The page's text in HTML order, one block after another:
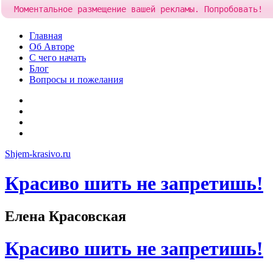
Skip
content
Главная
Об Авторе
С чего начать
Блог
Вопросы и пожелания
Shjem-krasivo.ru
Красиво шить не запретишь!
Елена Красовская
Красиво шить не запретишь!
Моментальное размещение вашей рекламы. Попробовать!